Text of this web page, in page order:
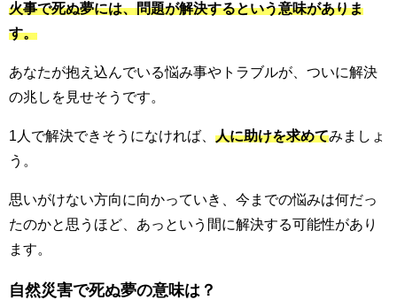
火事で死ぬ夢には、問題が解決するという意味がありま
す。
あなたが抱え込んでいる悩み事やトラブルが、ついに解決
の兆しを見せそうです。
1人で解決できそうになければ、 人に助けを求めてみましょ
う。
思いがけない方向に向かっていき、今までの悩みは何だっ
たのかと思うほど、あっという間に解決する可能性があり
ます。
自然災害で死ぬ夢の意味は？